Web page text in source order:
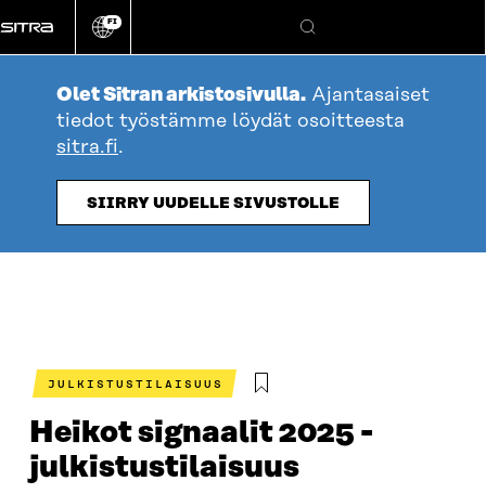
suoraan
sisältöön
Vaihda
kieli
FI
Hae
Olet Sitran arkistosivulla. Ajantasaiset
tiedot työstämme löydät osoitteesta
sitra.fi.
SIIRRY UUDELLE SIVUSTOLLE
JULKISTUSTILAISUUS
Heikot signaalit 2025 -
julkistustilaisuus